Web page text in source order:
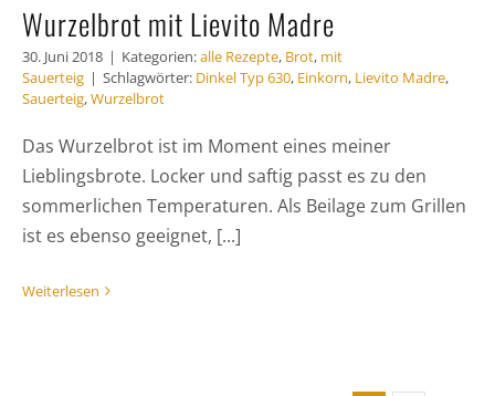
Wurzelbrot mit Lievito Madre
30. Juni 2018 | Kategorien:alle Rezepte, Brot, mit
Sauerteig | Schlagwörter: Dinkel Typ 630, Einkorn, Lievito Madre,
Sauerteig,Wurzelbrot
Das Wurzelbrot ist im Moment eines meiner
Lieblingsbrote. Locker und saftig passt es zu den
sommerlichen Temperaturen. Als Beilage zum Grillen
ist es ebenso geeignet, [...]
Weiterlesen